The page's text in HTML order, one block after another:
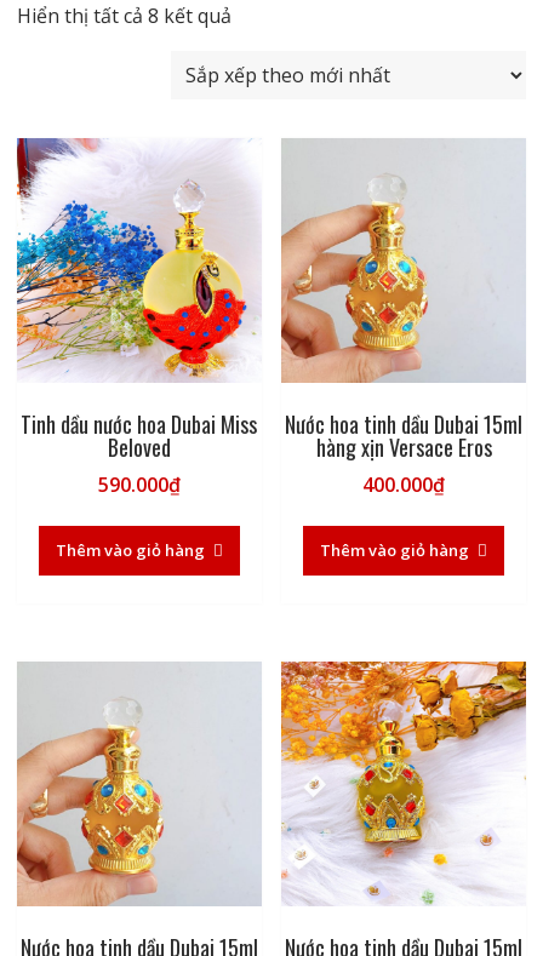
Hiển thị tất cả 8 kết quảĐã
xếp
mới
Tinh dầu nước hoa Dubai Miss
Beloved
590.000₫
Thêm vào giỏ hàng
Nước hoa tinh dầu Dubai 15ml
hàng xịn Versace Eros
400.000₫
Thêm vào giỏ hàng
Nước hoa tinh dầu Dubai 15ml Nước hoa tinh dầu Dubai 15ml